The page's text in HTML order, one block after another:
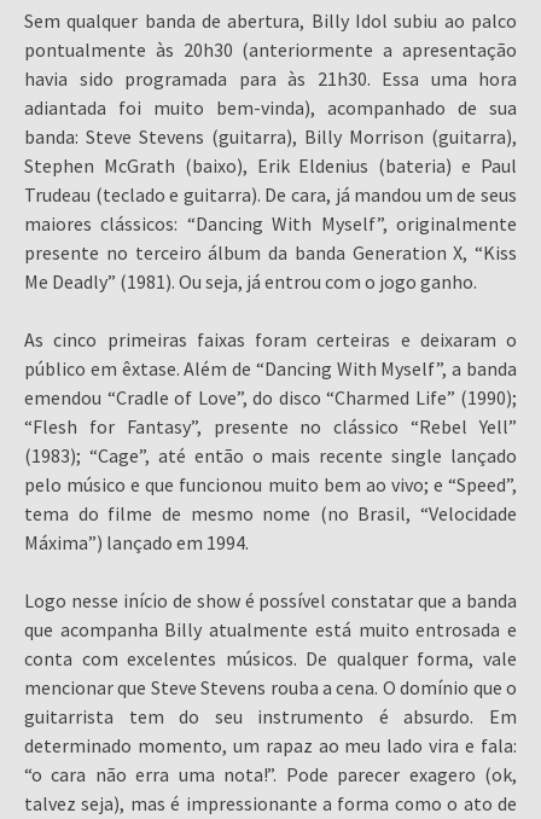
Sem qualquer banda de abertura, Billy Idol subiu ao palco
pontualmente às 20h30 (anteriormente a apresentação
havia sido programada para às 21h30. Essa uma hora
adiantada foi muito bem-vinda), acompanhado de sua
banda: Steve Stevens (guitarra), Billy Morrison (guitarra),
Stephen McGrath (baixo), Erik Eldenius (bateria) e Paul
Trudeau (teclado e guitarra). De cara, já mandou um de seus
maiores clássicos: “Dancing With Myself”, originalmente
presente no terceiro álbum da banda Generation X, “Kiss
Me Deadly” (1981). Ou seja, já entrou com o jogo ganho.
As cinco primeiras faixas foram certeiras e deixaram o
público em êxtase. Além de “Dancing With Myself”, a banda
emendou “Cradle of Love”, do disco “Charmed Life” (1990);
“Flesh for Fantasy”, presente no clássico “Rebel Yell”
(1983); “Cage”, até então o mais recente single lançado
pelo músico e que funcionou muito bem ao vivo; e “Speed”,
tema do filme de mesmo nome (no Brasil, “Velocidade
Máxima”) lançado em 1994.
Logo nesse início de show é possível constatar que a banda
que acompanha Billy atualmente está muito entrosada e
conta com excelentes músicos. De qualquer forma, vale
mencionar que Steve Stevens rouba a cena. O domínio que o
guitarrista tem do seu instrumento é absurdo. Em
determinado momento, um rapaz ao meu lado vira e fala:
“o cara não erra uma nota!”. Pode parecer exagero (ok,
talvez seja), mas é impressionante a forma como o ato de